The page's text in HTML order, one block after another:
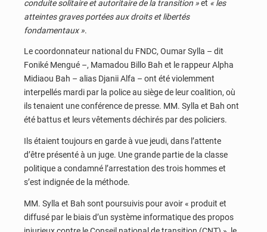
conduite solitaire et autoritaire de la transition »et « les
atteintes graves portées aux droits et libertés
fondamentaux ».
Le coordonnateur national du FNDC, Oumar Sylla – dit
Foniké Mengué –, Mamadou Billo Bah et le rappeur Alpha
Midiaou Bah – alias Djanii Alfa – ont été violemment
interpellés mardi par la police au siège de leur coalition, où
ils tenaient une conférence de presse. MM. Sylla et Bah ont
été battus et leurs vêtements déchirés par des policiers.
Ils étaient toujours en garde à vue jeudi, dans l’attente
d’être présenté à un juge. Une grande partie de la classe
politique a condamné l’arrestation des trois hommes et
s’est indignée de la méthode.
MM. Sylla et Bah sont poursuivis pour avoir « produit et
diffusé par le biais d’un système informatique des propos